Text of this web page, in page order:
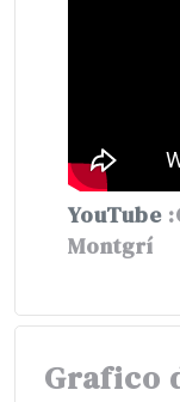
YouTube
Montgrí
Grafico